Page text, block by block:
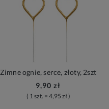
Zimne ognie, serce, złoty, 2szt
9,90 zł
( 1 szt. = 4,95 zł )